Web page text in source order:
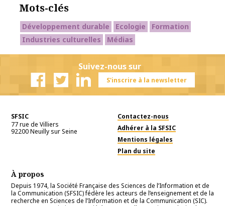
Mots-clés
Développement durable Ecologie
Formation
Industries culturelles
Médias
Suivez-nous sur
S'inscrire à la newsletter
SFSIC
77 rue de Villiers
92200Neuilly sur Seine
Contactez-nous
Adhérer à la SFSIC
Mentions légales
Plan du site
À propos
Depuis 1974, la Société Française des Sciences de l’Information et de
la Communication (SFSIC) fédère les acteurs de l’enseignement et de la
recherche en Sciences de l’Information et de la Communication (SIC).